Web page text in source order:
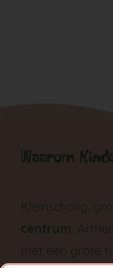
Waarom
Kleinschalig,
centrum.
met een grote